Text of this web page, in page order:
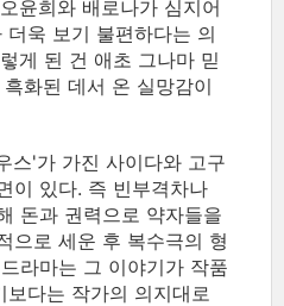
윤희와 배로나가 심지어
욱 보기 불편하다는 의
게 된 건 애초 그나마 믿
화된 데서 온 실망감이
스'가 가진 사이다와 고구
이 있다. 즉 빈부격차나
돈과 권력으로 약자들을
으로 세운 후 복수극의 형
라마는 그 이야기가 작품
다는 작가의 의지대로